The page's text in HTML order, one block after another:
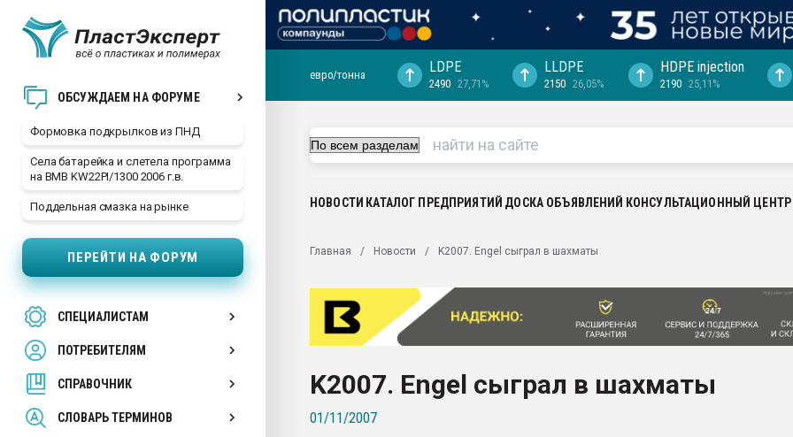
ОБСУЖДАЕМ НА ФОРУМЕ
Формовка подкрылков из ПНД
Села батарейка и слетела программа
на BMB KW22PI/1300 2006 г.в.
Поддельная смазка на рынке
ПЕРЕЙТИ НА ФОРУМ
СПЕЦИАЛИСТАМ
ПОТРЕБИТЕЛЯМ
СПРАВОЧНИК
СЛОВАРЬ ТЕРМИНОВ
29.07.2026 ФРП помог "Ижевскому
Вакуум-формовочные машины:
28.07.2026 Автоматизация выходит на
первый план в переработке
пластмасс
ситуацией на строительном рынке
Всё, что касается выдува ПЭТ
бутылок
евро/тонна LDPE
2490 27,71%
LLDPE
2150 26,05%
HDPE injection
2190 25,11%
НОВОСТИ КАТАЛОГ ПРЕДПРИЯТИЙ ДОСКА ОБЪЯВЛЕНИЙ КОНСУЛЬТАЦИОННЫЙ ЦЕНТР
Главная Новости K2007. Engel сыграл в шахматы
K2007. Engel сыграл в шахматы
01/11/2007